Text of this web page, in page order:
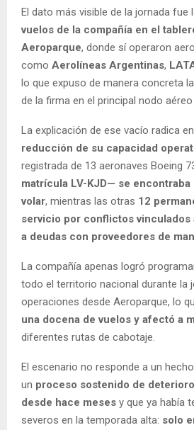
El dato más visible de la jornada fue
vuelos de la compañía en el
Aeroparque, donde sí operaron
como Aerolíneas Argentinas,
lo que expuso de manera concreta
de la firma en el principal nodo aéreo
La explicación de ese vacío radica
reducción de su capacidad
registrada de 13 aeronaves Boeing
matrícula LV-KJD— se
volar, mientras las otras 12
servicio por conflictos vinculados
a deudas con proveedores de
La compañía apenas logró
todo el territorio nacional durante la
operaciones desde Aeroparque, lo
una docena de vuelos y afectó a
diferentes rutas de cabotaje.
El escenario no responde a un
un proceso sostenido de
desde hace meses y que ya había
severos en la temporada alta: solo